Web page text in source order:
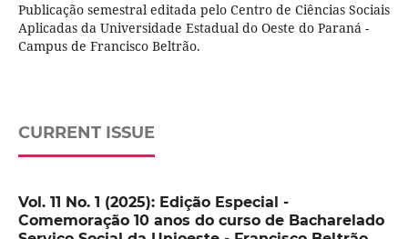
Publicação semestral editada pelo Centro de Ciências Sociais
Aplicadas da Universidade Estadual do Oeste do Paraná -
Campus de Francisco Beltrão.
CURRENT ISSUE
Vol. 11 No. 1 (2025): Edição Especial -
Comemoração 10 anos do curso de Bacharelado